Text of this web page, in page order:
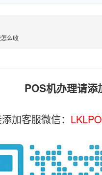
么收
POS机办理请添
加客服微信：